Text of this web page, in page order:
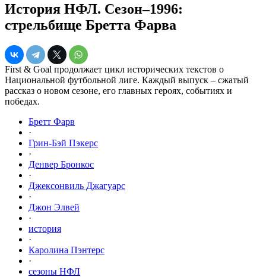
История НФЛ. Сезон–1996:
стрельбище Бретта Фарва
First & Goal продолжает цикл исторических текстов о
Национальной футбольной лиге. Каждый выпуск – сжатый
рассказ о новом сезоне, его главных героях, событиях и
победах.
Бретт Фарв
·
Грин-Бэй Пэкерс
·
Денвер Бронкос
·
Джексонвиль Джагуарс
·
Джон Элвей
·
история
·
Каролина Пэнтерс
·
сезоны НФЛ